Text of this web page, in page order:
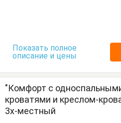
Показать полное
описание и цены
"Комфорт с
кроватями и креслом-
3х-местный